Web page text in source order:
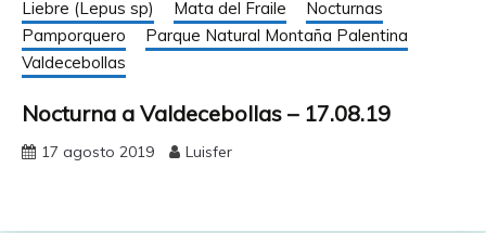
Liebre (Lepus sp)
Mata del Fraile
Nocturnas
Pamporquero
Parque Natural Montaña Palentina
Valdecebollas
Nocturna a Valdecebollas – 17.08.19
17 agosto 2019 Luisfer